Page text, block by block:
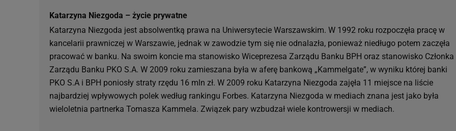
Katarzyna Niezgoda – życie prywatne
Katarzyna Niezgoda jest absolwentką prawa na Uniwersytecie Warszawskim. W 1992 roku rozpoczęła pracę w
kancelarii prawniczej w Warszawie, jednak w zawodzie tym się nie odnalazła, ponieważ niedługo potem zaczęła
pracować w banku. Na swoim koncie ma stanowisko Wiceprezesa Zarządu Banku BPH oraz stanowisko Członka
Zarządu Banku PKO S.A. W 2009 roku zamieszana była w aferę bankową „Kammelgate”, w wyniku której banki
PKO S.A i BPH poniosły straty rzędu 16 mln zł. W 2009 roku Katarzyna Niezgoda zajęła 11 miejsce na liście
najbardziej wpływowych polek według rankingu Forbes. Katarzyna Niezgoda w mediach znana jest jako była
wieloletnia partnerka Tomasza Kammela. Związek pary wzbudzał wiele kontrowersji w mediach.